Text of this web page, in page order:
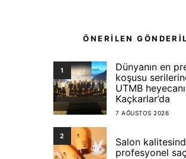
ÖNERİLEN
1
Dünyanın en
koşusu
UTMB heyecanı
Kaçkarlar’da
7 AĞUSTOS 2026
2
Salon
profesyonel saç